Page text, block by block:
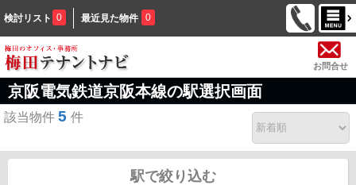
検討リスト 0 最近見た物件 0
お問合せ
京阪電気鉄道京阪本線の駅選択画面
該当物件 5 件
駅で絞り込む